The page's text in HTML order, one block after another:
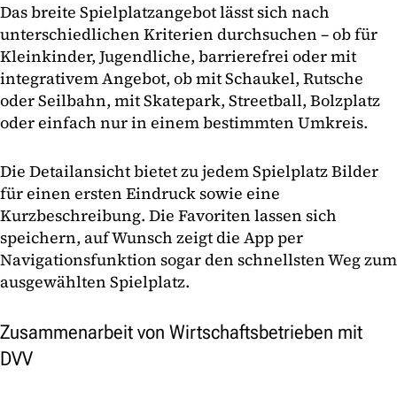
Das breite Spielplatzangebot lässt sich nach
unterschiedlichen Kriterien durchsuchen – ob für
Kleinkinder, Jugendliche, barrierefrei oder mit
integrativem Angebot, ob mit Schaukel, Rutsche
oder Seilbahn, mit Skatepark, Streetball, Bolzplatz
oder einfach nur in einem bestimmten Umkreis.
Die Detailansicht bietet zu jedem Spielplatz Bilder
für einen ersten Eindruck sowie eine
Kurzbeschreibung. Die Favoriten lassen sich
speichern, auf Wunsch zeigt die App per
Navigationsfunktion sogar den schnellsten Weg zum
ausgewählten Spielplatz.
Zusammenarbeit von Wirtschaftsbetrieben mit
DVV